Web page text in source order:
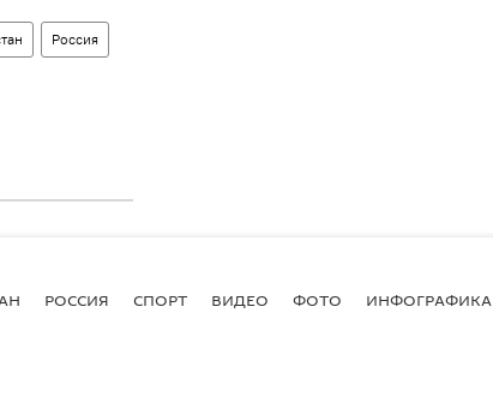
Россия
РОССИЯ СПОРТ ВИДЕО ФОТО ИНФОГРАФИКА